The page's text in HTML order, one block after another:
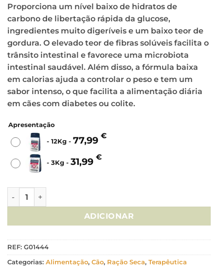
Proporciona um nível baixo de hidratos de
carbono de libertação rápida da glucose,
ingredientes muito digeríveis e um baixo teor de
gordura. O elevado teor de fibras solúveis facilita o
trânsito intestinal e favorece uma microbiota
intestinal saudável. Além disso, a fórmula baixa
em calorias ajuda a controlar o peso e tem um
sabor intenso, o que facilita a alimentação diária
em cães com diabetes ou colite.
Apresentação
- 12Kg - 77,99 €
- 3Kg - 31,99 €
Quantidade de Advance Veterinary Diets Cão Diabetes
ADICIONAR
REF: G01444
Categorias: Alimentação, Cão, Ração Seca, Terapêutica